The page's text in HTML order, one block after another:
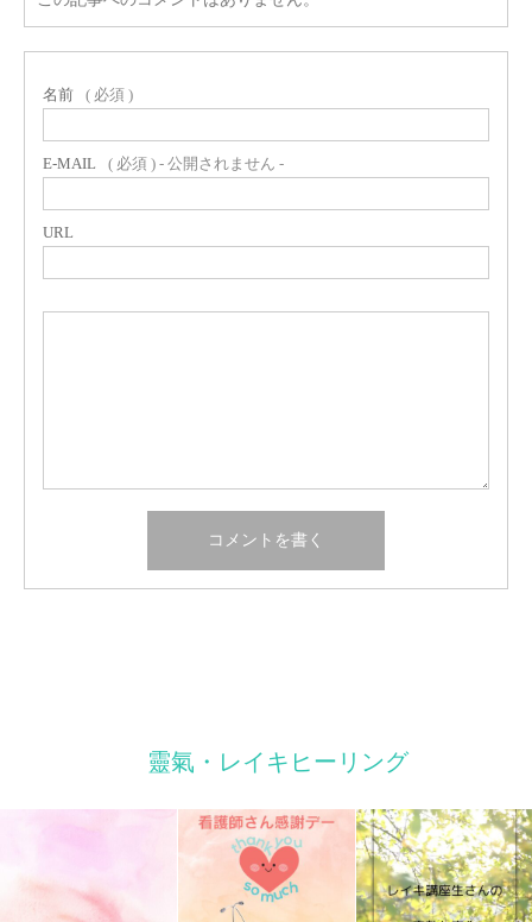
名前 ( 必須 )
E-MAIL ( 必須 ) - 公開されません -
URL
靈氣・レイキヒーリング